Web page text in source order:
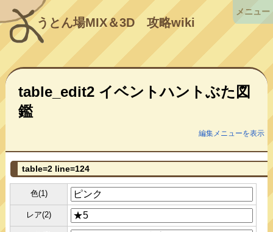
うとん場MIX＆3D攻略wiki
table_edit2 イベントハントぶた図
鑑
編集メニューを表示
table=2 line=124
色(1)
レア(2)
メニュー